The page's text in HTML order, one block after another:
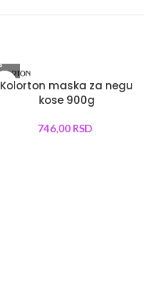
Kolorton maska za negu
kose 900g
746,00 RSD